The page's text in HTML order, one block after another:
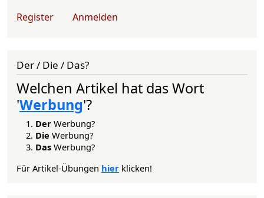
User account menu
Register Anmelden
Der / Die / Das?
Welchen Artikel hat das Wort
'Werbung'?
Der Werbung?
Die Werbung?
Das Werbung?
Für Artikel-Übungen hier klicken!